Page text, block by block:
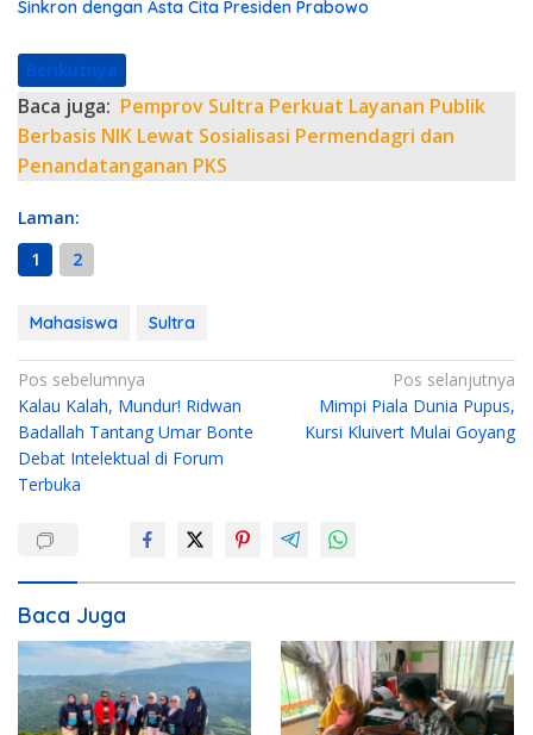
Sinkron dengan Asta Cita Presiden Prabowo
Berikutnya
Baca juga: Pemprov Sultra Perkuat Layanan Publik
Berbasis NIK Lewat Sosialisasi Permendagri dan
Penandatanganan PKS
Laman:
1
2
Mahasiswa Sultra
N
a
v
i
s
i
p
o
s
Pos sebelumnya
Kalau Kalah, Mundur! Ridwan
Badallah Tantang Umar Bonte
Debat Intelektual di Forum
Terbuka
Pos selanjutnya
Mimpi Piala Dunia Pupus,
Kursi Kluivert Mulai Goyang
Baca Juga